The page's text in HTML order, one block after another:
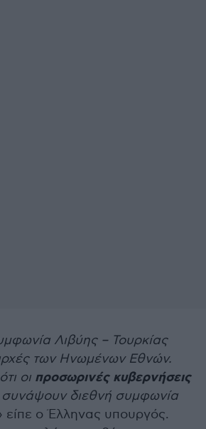
Λιβύης – Τουρκίας
των Ηνωμένων Εθνών.
οι προσωρινές κυβερνήσεις
διεθνή συμφωνία
είπε ο Έλληνας υπουργός.